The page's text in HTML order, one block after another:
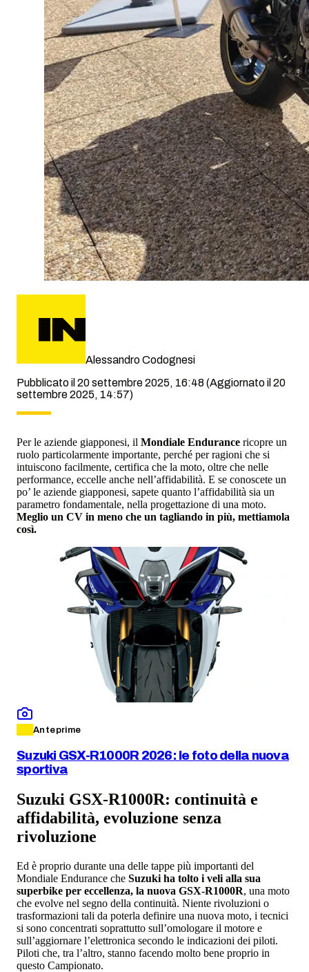
Alessandro Codognesi
Pubblicato il 20 settembre 2025, 16:48(Aggiornato il 20
settembre 2025, 14:57)
Per le aziende giapponesi, il Mondiale Endurance ricopre un
ruolo particolarmente importante, perché per ragioni che si
intuiscono facilmente, certifica che la moto, oltre che nelle
performance, eccelle anche nell’affidabilità. E se conoscete un
po’ le aziende giapponesi, sapete quanto l’affidabilità sia un
parametro fondamentale, nella progettazione di una moto.
Meglio un CV in meno che un tagliando in più, mettiamola
così.
Anteprime
Suzuki GSX-R1000R 2026: le foto della nuova
sportiva
Suzuki GSX-R1000R: continuità e
affidabilità, evoluzione senza
rivoluzione
Ed è proprio durante una delle tappe più importanti del
Mondiale Endurance che Suzuki ha tolto i veli alla sua
superbike per eccellenza, la nuova GSX-R1000R, una moto
che evolve nel segno della continuità. Niente rivoluzioni o
trasformazioni tali da poterla definire una nuova moto, i tecnici
si sono concentrati soprattutto sull’omologare il motore e
sull’aggiornare l’elettronica secondo le indicazioni dei piloti.
Piloti che, tra l’altro, stanno facendo molto bene proprio in
questo Campionato.